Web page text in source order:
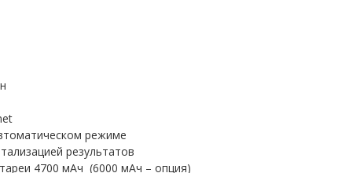
режиме
результатов
4700 мАч (6000 мАч – опция)